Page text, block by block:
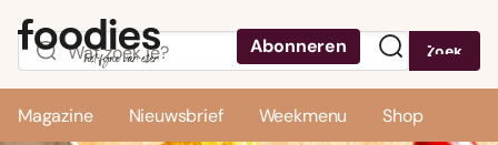
Abonneren Zoek
Magazine Nieuwsbrief Weekmenu Shop